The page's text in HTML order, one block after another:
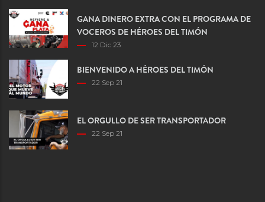
GANA DINERO EXTRA CON EL PROGRAMA DE
VOCEROS DE HÉROES DEL TIMÓN
12 Dic 23
BIENVENIDO A HÉROES DEL TIMÓN
22 Sep 21
EL ORGULLO DE SER TRANSPORTADOR
22 Sep 21